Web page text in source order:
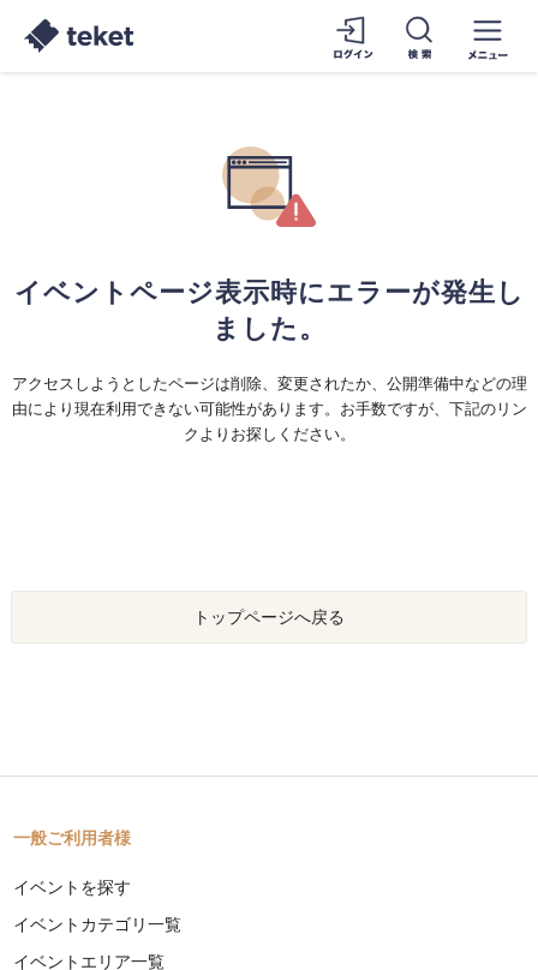
イベントページ表示時にエラーが発生し
ました。
アクセスしようとしたページは削除、変更されたか、公開準備中などの理
由により現在利用できない可能性があります。お手数ですが、下記のリン
クよりお探しください。
トップページへ戻る
一般ご利用者様
イベントを探す
イベントカテゴリ一覧
イベントエリア一覧